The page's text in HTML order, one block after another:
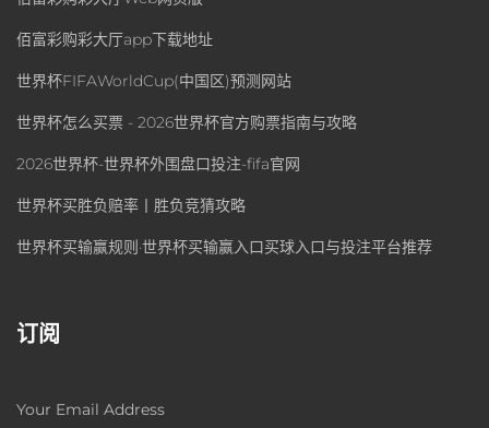
佰富彩购彩大厅app下载地址
世界杯FIFAWorldCup(中国区)预测网站
世界杯怎么买票 - 2026世界杯官方购票指南与攻略
2026世界杯-世界杯外围盘口投注-fifa官网
世界杯买胜负赔率丨胜负竞猜攻略
世界杯买输赢规则·世界杯买输赢入口买球入口与投注平台推荐
订阅
Your Email Address